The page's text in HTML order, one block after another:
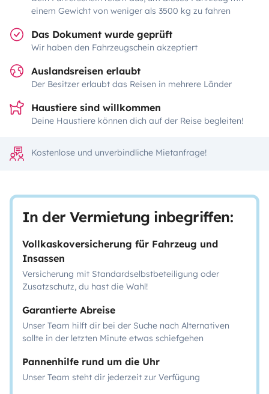
einem Gewicht von weniger als 3500 kg zu fahren
Das Dokument wurde geprüft
Wir haben den Fahrzeugschein akzeptiert
Auslandsreisen erlaubt
Der Besitzer erlaubt das Reisen in mehrere Länder
Haustiere sind willkommen
Deine Haustiere können dich auf der Reise begleiten!
Kostenlose und unverbindliche Mietanfrage!
In der Vermietung inbegriffen:
Vollkaskoversicherung für Fahrzeug und
Insassen
Versicherung mit Standardselbstbeteiligung oder
Zusatzschutz, du hast die Wahl!
Garantierte Abreise
Unser Team hilft dir bei der Suche nach Alternativen
sollte in der letzten Minute etwas schiefgehen
Pannenhilfe rund um die Uhr
Unser Team steht dir jederzeit zur Verfügung